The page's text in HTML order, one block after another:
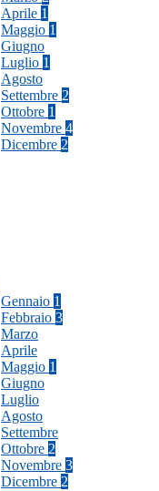
Aprile 1
Maggio 1
Giugno
Luglio 1
Agosto
Settembre 2
Ottobre 1
Novembre 4
Dicembre 2
Gennaio 1
Febbraio 3
Marzo
Aprile
Maggio 1
Giugno
Luglio
Agosto
Settembre
Ottobre 2
Novembre 3
Dicembre 2